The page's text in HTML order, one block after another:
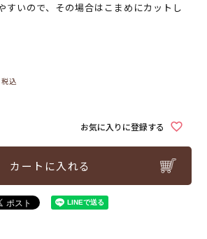
すいので、その場合はこまめにカットし
税込
お気に入りに登録する
カートに入れる